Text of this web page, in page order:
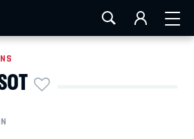
LA ROCHELLE